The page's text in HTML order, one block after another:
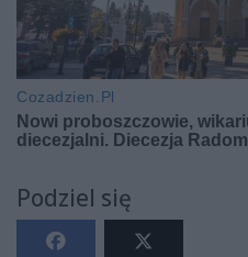
Podziel się